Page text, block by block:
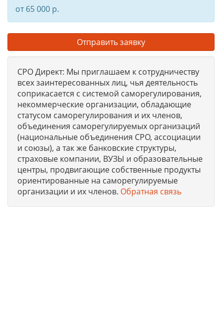
от 65 000 р.
Отправить заявку
СРО Директ: Мы приглашаем к сотрудничеству
всех заинтересованных лиц, чья деятельность
соприкасается с системой саморегулирования,
некоммерческие организации, обладающие
статусом саморегулирования и их членов,
объединения саморегулируемых организаций
(национальные объединения СРО, ассоциации
и союзы), а так же банковские структуры,
страховые компании, ВУЗЫ и образовательные
центры, продвигающие собственные продукты
ориентированные на саморегулируемые
организации и их членов. Обратная связь